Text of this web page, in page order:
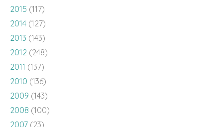
2015 (117)
2014 (127)
2013 (143)
2012 (248)
2011 (137)
2010 (136)
2009 (143)
2008 (100)
2007 (23)